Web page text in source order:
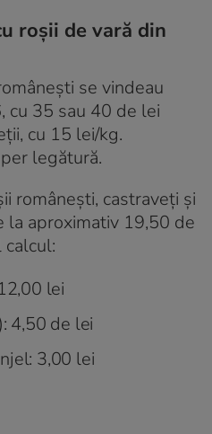
roșii de vară din
se vindeau
cu 35 sau 40 de lei
cu 15 lei/kg.
legătură.
românești, castraveți și
aproximativ 19,50 de
lei
4,50 de lei
3,00 lei